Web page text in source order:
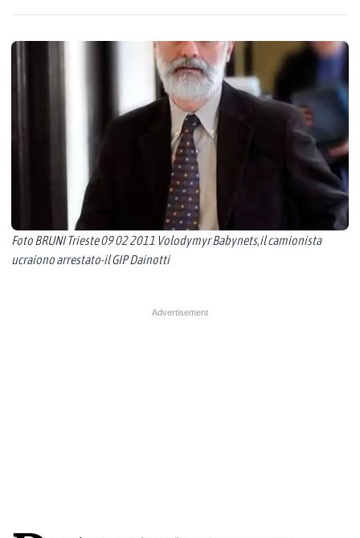
Foto BRUNI Trieste 09 02 2011 Volodymyr Babynets,il camionista
ucraiono arrestato-il GIP Dainotti